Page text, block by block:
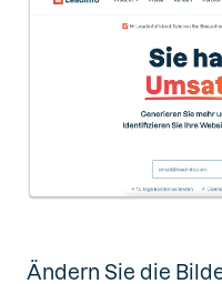
Ändern Sie die